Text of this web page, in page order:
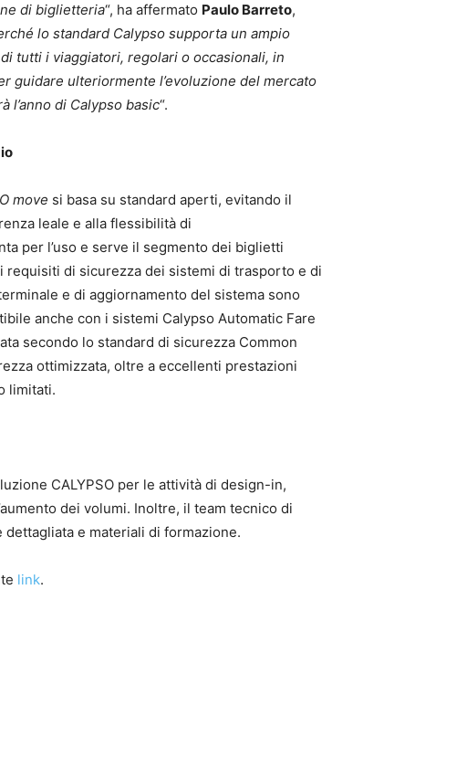
di biglietteria“, ha affermato Paulo Barreto,
lo standard Calypso supporta un ampio
tutti i viaggiatori, regolari o occasionali, in
guidare ulteriormente l’evoluzione del mercato
l’anno di Calypso basic“.
move si basa su standard aperti, evitando il
leale e alla flessibilità di
per l’uso e serve il segmento dei biglietti
di sicurezza dei sistemi di trasporto e di
e di aggiornamento del sistema sono
anche con i sistemi Calypso Automatic Fare
secondo lo standard di sicurezza Common
ottimizzata, oltre a eccellenti prestazioni
limitati.
CALYPSO per le attività di design-in,
dei volumi. Inoltre, il team tecnico di
e materiali di formazione.
link.